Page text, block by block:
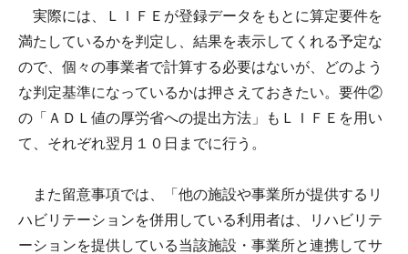
実際には、ＬＩＦＥが登録データをもとに算定要件を
満たしているかを判定し、結果を表示してくれる予定な
ので、個々の事業者で計算する必要はないが、どのよう
な判定基準になっているかは押さえておきたい。要件②
の「ＡＤＬ値の厚労省への提出方法」もＬＩＦＥを用い
て、それぞれ翌月１０日までに行う。
また留意事項では、「他の施設や事業所が提供するリ
ハビリテーションを併用している利用者は、リハビリテ
ーションを提供している当該施設・事業所と連携してサ